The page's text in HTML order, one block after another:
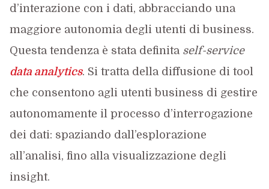
d’interazione con i dati, abbracciando una
maggiore autonomia degli utenti di business.
Questa tendenza è stata definita self-service
data analytics. Si tratta della diffusione di tool
che consentono agli utenti business di gestire
autonomamente il processo d’interrogazione
dei dati: spaziando dall’esplorazione
all’analisi, fino alla visualizzazione degli
insight.